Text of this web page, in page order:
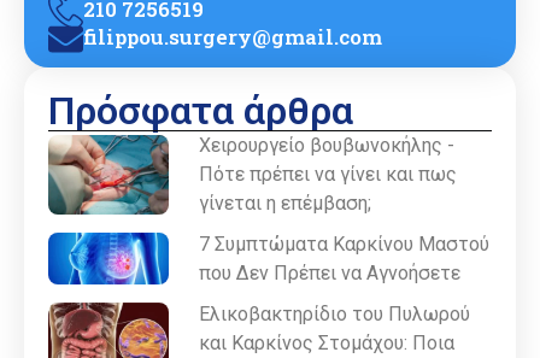
210 7256519
filippou.surgery@gmail.com
Πρόσφατα άρθρα
Χειρουργείο βουβωνοκήλης -
Πότε πρέπει να γίνει και πως
γίνεται η επέμβαση;
7 Συμπτώματα Καρκίνου Μαστού
που Δεν Πρέπει να Αγνοήσετε
Ελικοβακτηρίδιο του Πυλωρού
και Καρκίνος Στομάχου: Ποια